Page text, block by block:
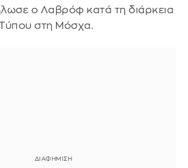
ο Λαβρόφ κατά τη διάρκεια
στη Μόσχα.